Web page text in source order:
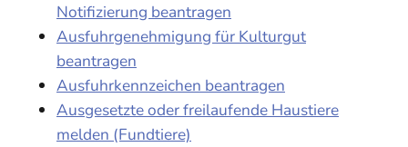
Notifizierung beantragen
Ausfuhrgenehmigung für Kulturgut
beantragen
Ausfuhrkennzeichen beantragen
Ausgesetzte oder freilaufende Haustiere
melden (Fundtiere)